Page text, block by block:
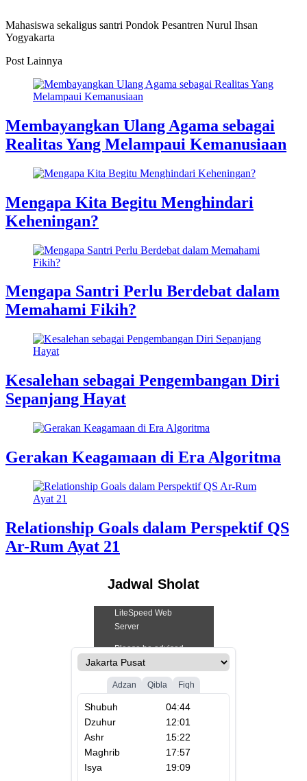
Mahasiswa sekaligus santri Pondok Pesantren Nurul Ihsan
Yogyakarta
Post Lainnya
Membayangkan Ulang Agama sebagai
Realitas Yang Melampaui Kemanusiaan
Mengapa Kita Begitu Menghindari
Keheningan?
Mengapa Santri Perlu Berdebat dalam
Memahami Fikih?
Kesalehan sebagai Pengembangan Diri
Sepanjang Hayat
Gerakan Keagamaan di Era Algoritma
Relationship Goals dalam Perspektif QS
Ar-Rum Ayat 21
Jadwal Sholat